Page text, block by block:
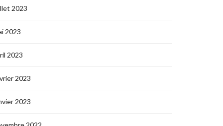
2023
2023
2023
2023
2023